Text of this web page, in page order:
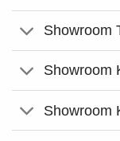
Showroom
Showroom
Showroom